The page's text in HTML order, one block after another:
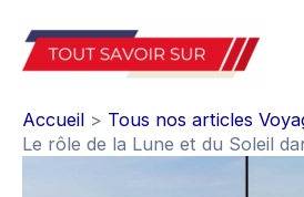
contenu
Accueil
Tous nos articles
Le rôle de la Lune et du Soleil